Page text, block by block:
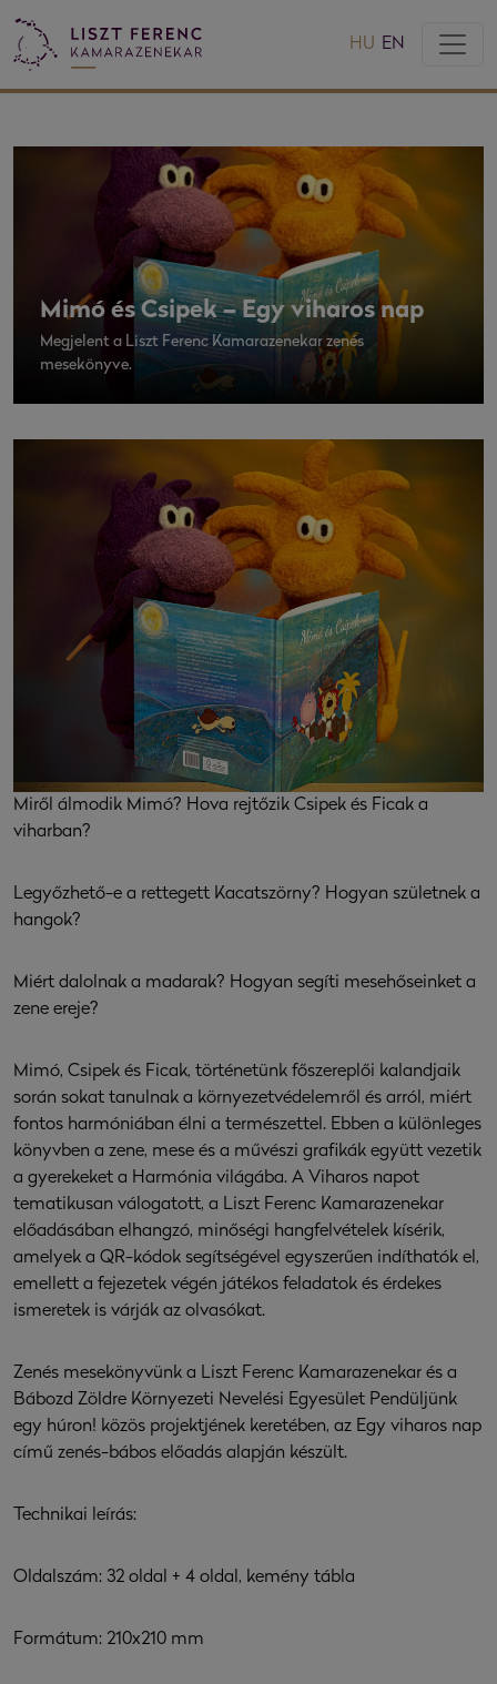
HU EN
Mimó és Csipek – Egy viharos nap
Megjelent a Liszt Ferenc Kamarazenekar zenés
mesekönyve.
Miről álmodik Mimó? Hova rejtőzik Csipek és Ficak a
viharban?
Legyőzhető-e a rettegett Kacatszörny? Hogyan születnek a
hangok?
Miért dalolnak a madarak? Hogyan segíti mesehőseinket a
zene ereje?
Mimó, Csipek és Ficak, történetünk főszereplői kalandjaik
során sokat tanulnak a környezetvédelemről és arról, miért
fontos harmóniában élni a természettel. Ebben a különleges
könyvben a zene, mese és a művészi grafikák együtt vezetik
a gyerekeket a Harmónia világába. A Viharos napot
tematikusan válogatott, a Liszt Ferenc Kamarazenekar
előadásában elhangzó, minőségi hangfelvételek kísérik,
amelyek a QR-kódok segítségével egyszerűen indíthatók el,
emellett a fejezetek végén játékos feladatok és érdekes
ismeretek is várják az olvasókat.
Zenés mesekönyvünk a Liszt Ferenc Kamarazenekar és a
Bábozd Zöldre Környezeti Nevelési Egyesület Pendüljünk
egy húron! közös projektjének keretében, az Egy viharos nap
című zenés-bábos előadás alapján készült.
Technikai leírás:
Oldalszám: 32 oldal + 4 oldal, kemény tábla
Formátum: 210x210 mm